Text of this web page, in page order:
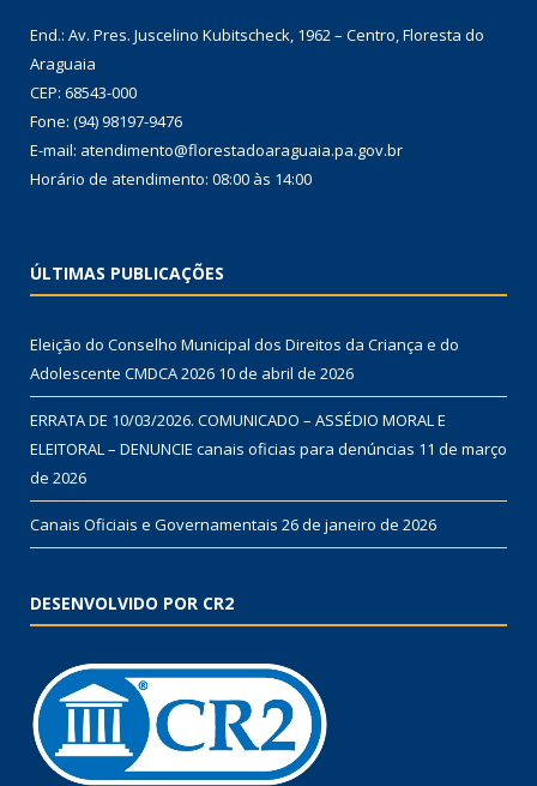
End.: Av. Pres. Juscelino Kubitscheck, 1962 – Centro, Floresta do
Araguaia
CEP: 68543-000
Fone: (94) 98197-9476
E-mail: atendimento@florestadoaraguaia.pa.gov.br
Horário de atendimento: 08:00 às 14:00
ÚLTIMAS PUBLICAÇÕES
Eleição do Conselho Municipal dos Direitos da Criança e do
Adolescente CMDCA 2026 10 de abril de 2026
ERRATA DE 10/03/2026. COMUNICADO – ASSÉDIO MORAL E
ELEITORAL – DENUNCIE canais oficias para denúncias 11 de março
de 2026
Canais Oficiais e Governamentais 26 de janeiro de 2026
DESENVOLVIDO POR CR2